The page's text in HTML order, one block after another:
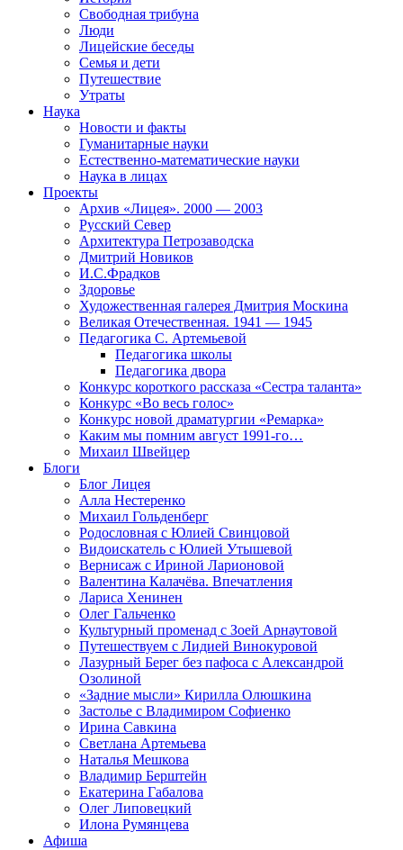
Свободная трибуна
Люди
Лицейские беседы
Семья и дети
Путешествие
Утраты
Наука
Новости и факты
Гуманитарные науки
Естественно-математические науки
Наука в лицах
Проекты
Архив «Лицея». 2000 — 2003
Русский Север
Архитектура Петрозаводска
Дмитрий Новиков
И.С.Фрадков
Здоровье
Художественная галерея Дмитрия Москина
Великая Отечественная. 1941 — 1945
Педагогика С. Артемьевой
Педагогика школы
Педагогика двора
Конкурс короткого рассказа «Сестра таланта»
Конкурс «Во весь голос»
Конкурс новой драматургии «Ремарка»
Каким мы помним август 1991-го…
Михаил Швейцер
Блоги
Блог Лицея
Алла Нестеренко
Михаил Гольденберг
Родословная с Юлией Свинцовой
Видоискатель с Юлией Утышевой
Вернисаж с Ириной Ларионовой
Валентина Калачёва. Впечатления
Лариса Хенинен
Олег Гальченко
Культурный променад с Зоей Арнаутовой
Путешествуем с Лидией Винокуровой
Лазурный Берег без пафоса с Александрой
Озолиной
«Задние мысли» Кирилла Олюшкина
Застолье с Владимиром Софиенко
Ирина Савкина
Светлана Артемьева
Наталья Мешкова
Владимир Берштейн
Екатерина Габалова
Олег Липовецкий
Илона Румянцева
Афиша